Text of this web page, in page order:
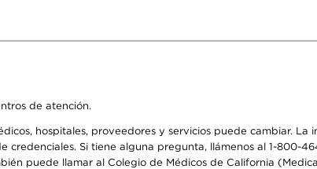
de atención.
hospitales, proveedores y servicios puede cambiar. La
Si tiene alguna pregunta, llámenos al 1-800-
puede llamar al Colegio de Médicos de California